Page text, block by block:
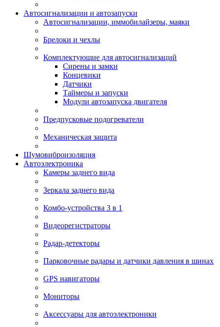
Автосигнализации и автозапуски
Автосигнализации, иммобилайзеры, маяки
Брелоки и чехлы
Комплектующие для автосигнализаций
Сирены и замки
Концевики
Датчики
Таймеры и запуски
Модули автозапуска двигателя
Предпусковые подогреватели
Механическая защита
Шумовиброизоляция
Автоэлектроника
Камеры заднего вида
Зеркала заднего вида
Комбо-устройства 3 в 1
Видеорегистраторы
Радар-детекторы
Парковочные радары и датчики давления в шинах
GPS навигаторы
Мониторы
Аксессуары для автоэлектроники